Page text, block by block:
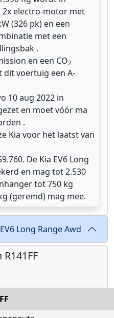
electro-motor met
(326 pk) en een
met een
.
en een CO2
voertuig een A-
10 aug 2022 in
en moet vóór ma
.
Kia voor het laatst van
De Kia EV6 Long
en mag tot 2.530
tot 750 kg
(geremd) mag mee.
Long Range Awd